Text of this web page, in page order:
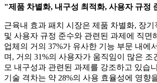
"제품 차별화, 내구성 최적화, 사용자 규정
근육내 효과 패치 시장은 제품 차별화, 장기
및 사용자 규정 준수와 관련된 과제에 직면
업체의 거의 37%가 유사한 기능 부문 내에
며, 거의 31%의 사용자가 움직임이 많은 조
모 내구성과 관련된 과제를 강조하고 있습
기술 격차는 약 28%의 사용 효율성에 영향